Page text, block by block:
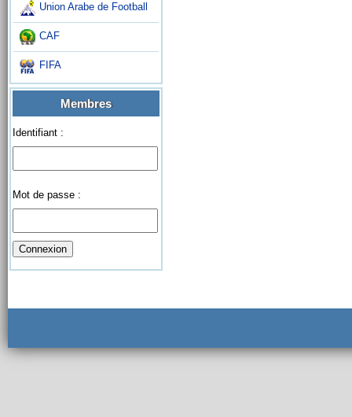
Union Arabe de Football
CAF
FIFA
Membres
Identifiant :
Mot de passe :